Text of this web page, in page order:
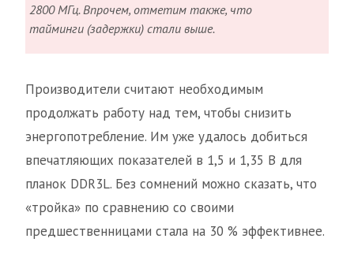
2800 МГц. Впрочем, отметим также, что
тайминги (задержки) стали выше.
Производители считают необходимым
продолжать работу над тем, чтобы снизить
энергопотребление. Им уже удалось добиться
впечатляющих показателей в 1,5 и 1,35 В для
планок DDR3L. Без сомнений можно сказать, что
«тройка» по сравнению со своими
предшественницами стала на 30 % эффективнее.